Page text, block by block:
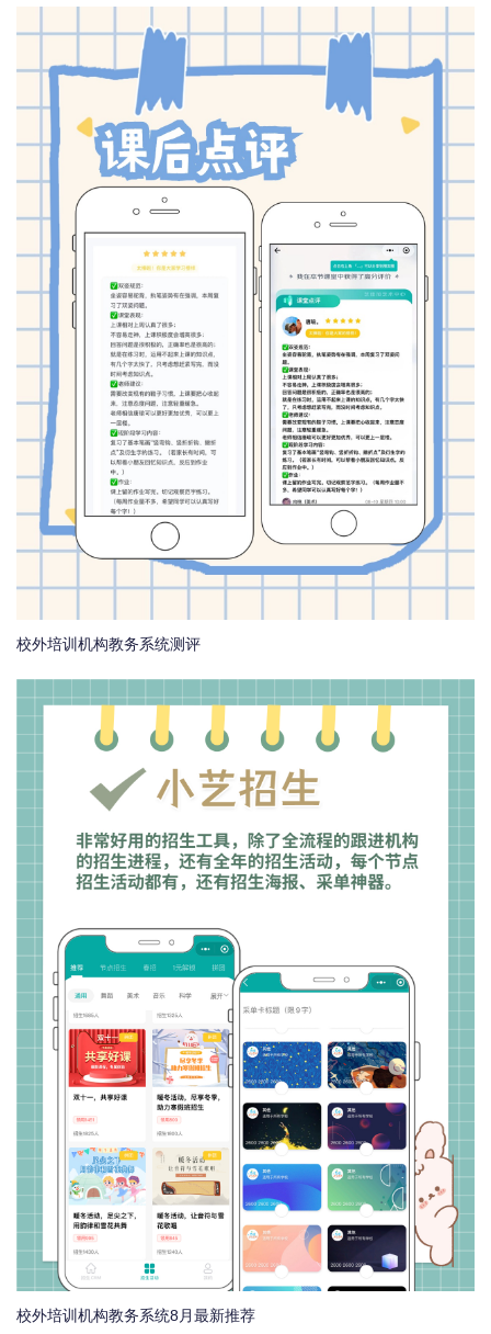
校外培训机构教务系统测评
校外培训机构教务系统8月最新推荐